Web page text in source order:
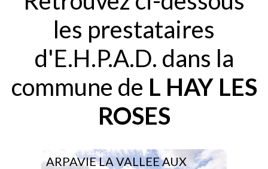
les prestataires
d'E.H.P.A.D. dans la
commune de L HAY LES
ROSES
ARPAVIE LA VALLEE AUX